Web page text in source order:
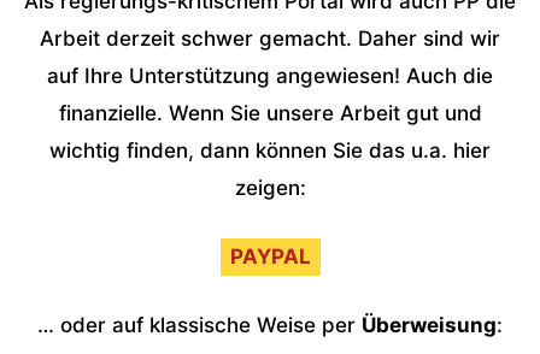
Arbeit derzeit schwer gemacht. Daher sind wir
auf Ihre Unterstützung angewiesen! Auch die
finanzielle. Wenn Sie unsere Arbeit gut und
wichtig finden, dann können Sie das u.a. hier
zeigen:
PAYPAL
… oder auf klassische Weise per Überweisung: